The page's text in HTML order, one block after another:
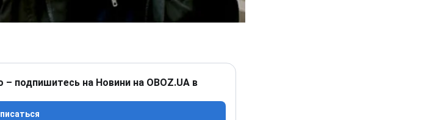
– подпишитесь на Новини на OBOZ.UA в